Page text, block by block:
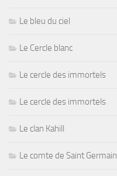
Le bleu du ciel
Le Cercle blanc
Le cercle des immortels
Le cercle des immortels
Le clan Kahill
Le comte de Saint Germain